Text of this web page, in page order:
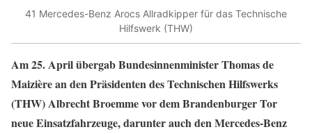
41 Mercedes-Benz Arocs Allradkipper für das Technische
Hilfswerk (THW)
Am 25. April übergab Bundesinnenminister Thomas de
Maizière an den Präsidenten des Technischen Hilfswerks
(THW) Albrecht Broemme vor dem Brandenburger Tor
neue Einsatzfahrzeuge, darunter auch den Mercedes-Benz